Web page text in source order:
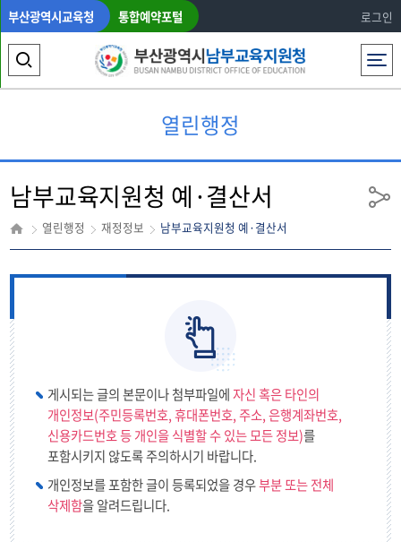
부산광역시교육청 통합예약포털 로그인
전체메뉴
색
역
열
기
열린행정
남부교육지원청 예·결산서
열린행정 재정정보 남부교육지원청 예·결산서
공
게시되는 글의 본문이나 첨부파일에자신 혹은 타인의
개인정보(주민등록번호, 휴대폰번호, 주소, 은행계좌번호,
신용카드번호 등 개인을 식별할 수 있는 모든 정보)를
포함시키지 않도록 주의하시기 바랍니다.
개인정보를 포함한 글이 등록되었을 경우부분 또는 전체
삭제함을 알려드립니다.